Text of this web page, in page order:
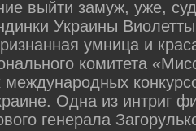
выйти замуж, уже,
Украины
умница и
комитета
международных
Одна из интриг
генерала